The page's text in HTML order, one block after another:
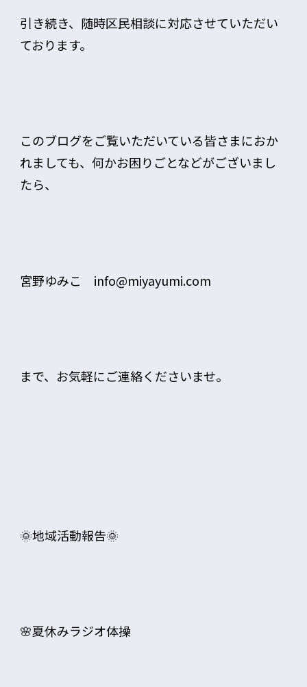
引き続き、随時区民相談に対応させていただい
ております。
このブログをご覧いただいている皆さまにおか
れましても、何かお困りごとなどがございまし
たら、
宮野ゆみこ info@miyayumi.com
まで、お気軽にご連絡くださいませ。
🌞地域活動報告🌞
🌸夏休みラジオ体操